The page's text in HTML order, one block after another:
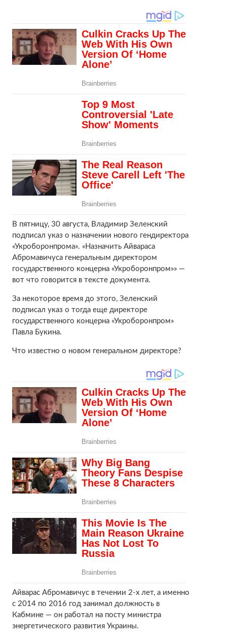
В пятницу, 30 августа, Владимир Зеленский
подписал указ о назначении нового гендиректора
«Укроборонпрома». «Назначить Айвараса
Абромавичуса генеральным директором
государственного концерна «Укроборонпром»» —
вот что говорится в тексте документа.
За некоторое время до этого, Зеленский
подписал указ о тогда еще директоре
государственного концерна «Укроборонпром»
Павла Букина.
Что известно о новом генеральном директоре?
Айварас Абромавичус в течении 2-х лет, а именно
с 2014 по 2016 год занимал должность в
Кабмине — он работал на посту министра
энергетического развития Украины.